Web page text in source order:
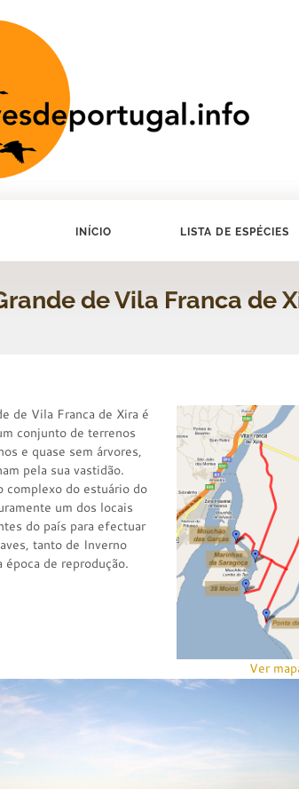
INÍCIO LISTA DE ESPÉCIES
de Vila Franca de
de Vila Franca de Xira é
conjunto de terrenos
e quase sem árvores,
pela sua vastidão.
complexo do estuário do
um dos locais
do país para efectuar
tanto de Inverno
época de reprodução.
Ver